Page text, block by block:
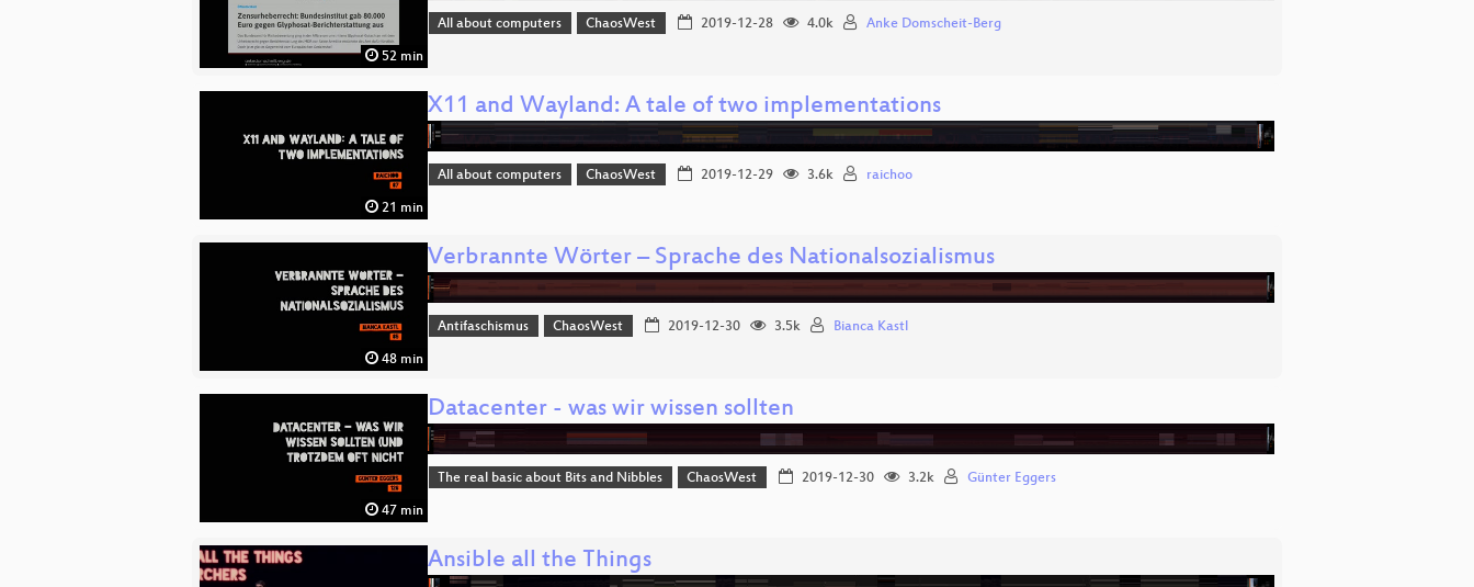
52 min
All about computers ChaosWest 2019-12-28 4.0k Anke Domscheit-Berg
21 min
X11 and Wayland: A tale of two implementations
All about computers ChaosWest 2019-12-29 3.6k raichoo
48 min
Verbrannte Wörter – Sprache des Nationalsozialismus
Antifaschismus ChaosWest 2019-12-30 3.5k Bianca Kastl
47 min
Datacenter - was wir wissen sollten
The real basic about Bits and Nibbles ChaosWest 2019-12-30 3.2k Günter Eggers
Ansible all the Things